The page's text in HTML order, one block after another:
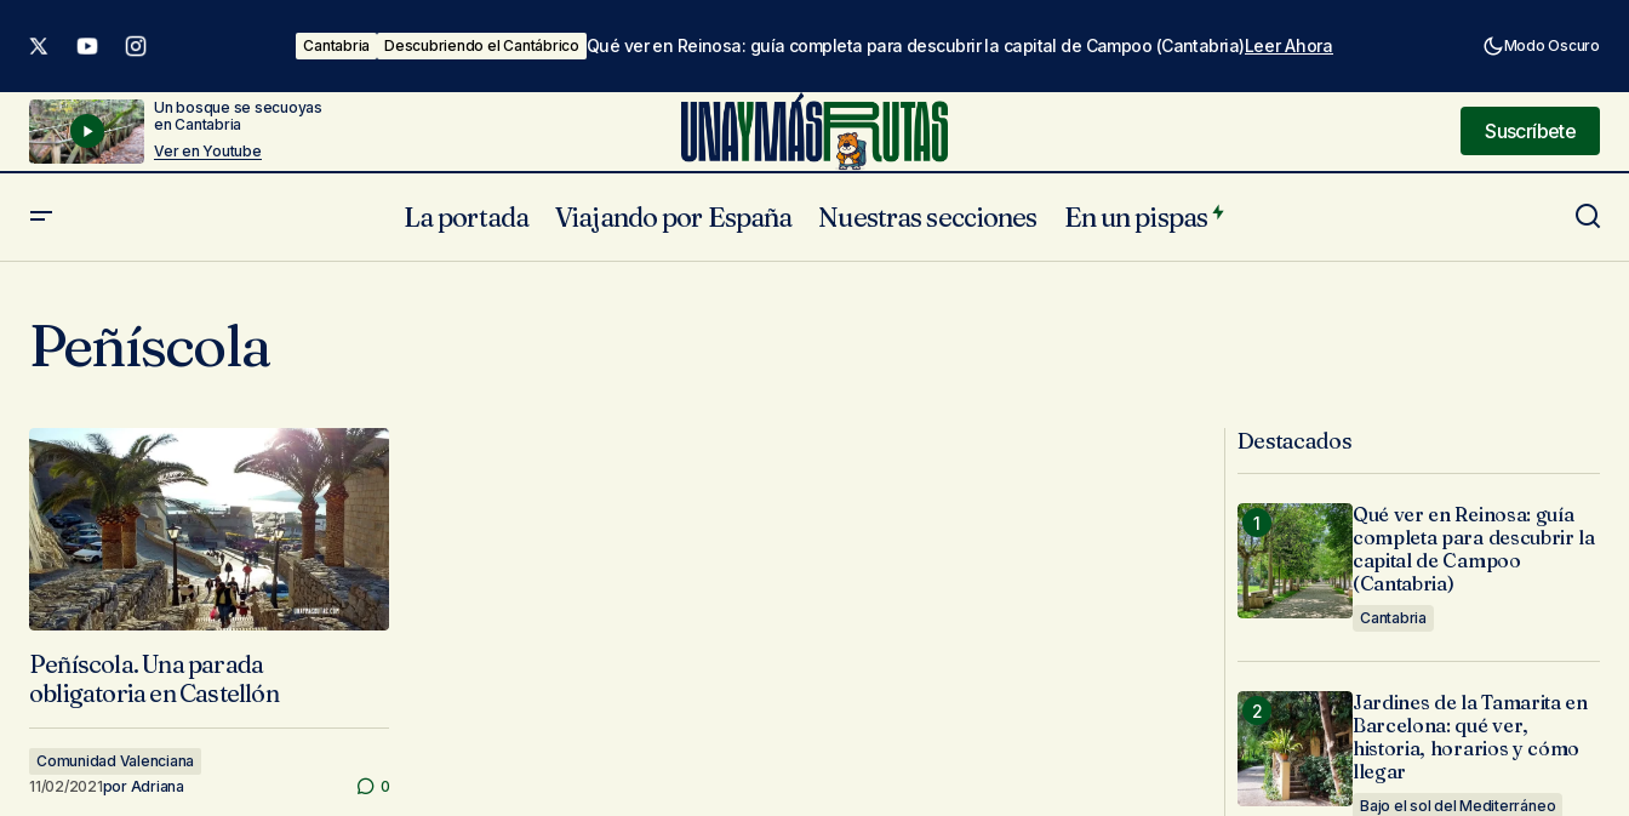
Cantabria Descubriendo el Cantábrico Qué ver en Reinosa: guía completa para descubrir la capital de Campoo (Cantabria)Leer Ahora Modo Oscuro
Un bosque se secuoyas
en Cantabria
Ver en Youtube
Suscríbete
Suscríbete
La portada Viajando por España Nuestras secciones En un pispas
Peñíscola
Peñíscola. Una parada
obligatoria en Castellón
Comunidad Valenciana
11/02/2021por Adriana 0
Destacados
Qué ver en Reinosa: guía
completa para descubrir la
capital de Campoo
(Cantabria)
Cantabria
Jardines de la Tamarita en
Barcelona: qué ver,
historia, horarios y cómo
llegar
Bajo el sol del Mediterráneo